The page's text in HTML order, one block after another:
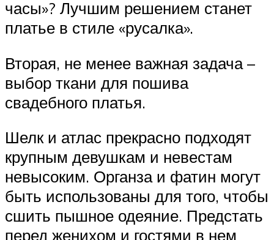
часы»? Лучшим решением станет
платье в стиле «русалка».
Вторая, не менее важная задача –
выбор ткани для пошива
свадебного платья.
Шелк и атлас прекрасно подходят
крупным девушкам и невестам
невысоким. Органза и фатин могут
быть использованы для того, чтобы
сшить пышное одеяние. Предстать
перед женихом и гостями в нем